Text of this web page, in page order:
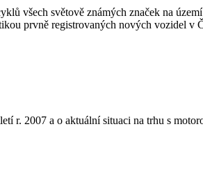
všech světově známých značek na
prvně registrovaných nových vozidel v
r. 2007 a o aktuální situaci na trhu s